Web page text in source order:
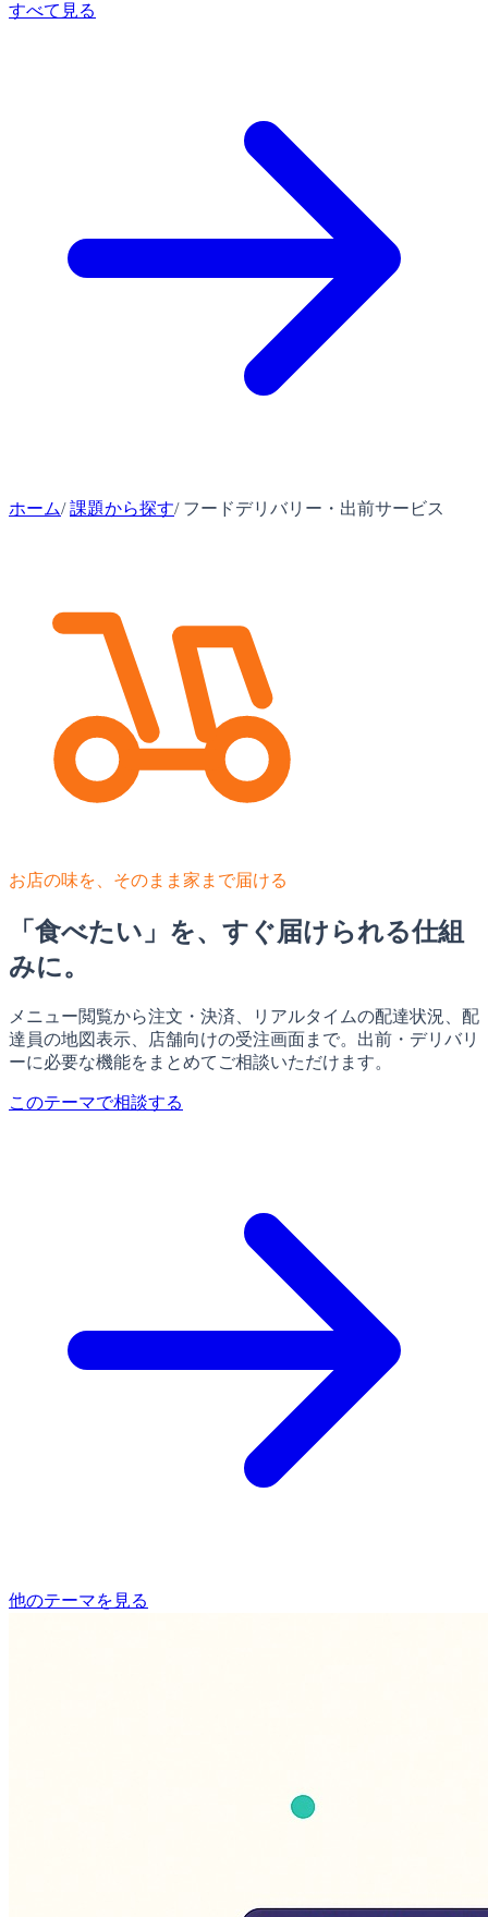
すべて見る
ホーム/ 課題から探す/ フードデリバリー・出前サービス
お店の味を、そのまま家まで届ける
「食べたい」を、すぐ届けられる仕組
みに。
メニュー閲覧から注文・決済、リアルタイムの配達状況、配
達員の地図表示、店舗向けの受注画面まで。出前・デリバリ
ーに必要な機能をまとめてご相談いただけます。
このテーマで相談する
他のテーマを見る